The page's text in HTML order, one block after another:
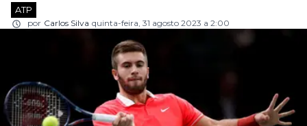
ATP
por Carlos Silva quinta-feira, 31 agosto 2023 a 2:00